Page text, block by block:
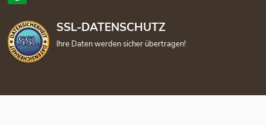
SSL-DATENSCHUTZ
Ihre Daten werden sicher übertragen!